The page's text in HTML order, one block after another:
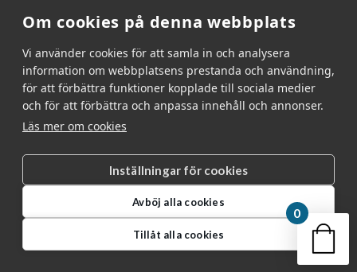
Om cookies på denna webbplats
Vi använder cookies för att samla in och analysera
information om webbplatsens prestanda och användning,
för att förbättra funktioner kopplade till sociala medier
och för att förbättra och anpassa innehåll och annonser.
Läs mer om cookies
Inställningar för cookies
Avböj alla cookies
Tillåt alla cookies
Garnr Sverige AB © 2026 |
info@garnr.se
|
031 - 92 94 92
Din
0